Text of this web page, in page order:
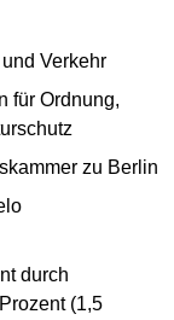
Verkehr
für Ordnung,
zu Berlin
durch
(1,5